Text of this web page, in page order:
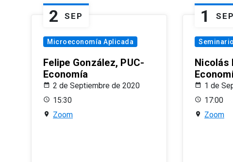
2 SEP
Microeconomía Aplicada
Felipe González, PUC-
Economía
2 de Septiembre de 2020
15:30
Zoom
1 SEP
Nicolás
1 de
17:00
Zoom